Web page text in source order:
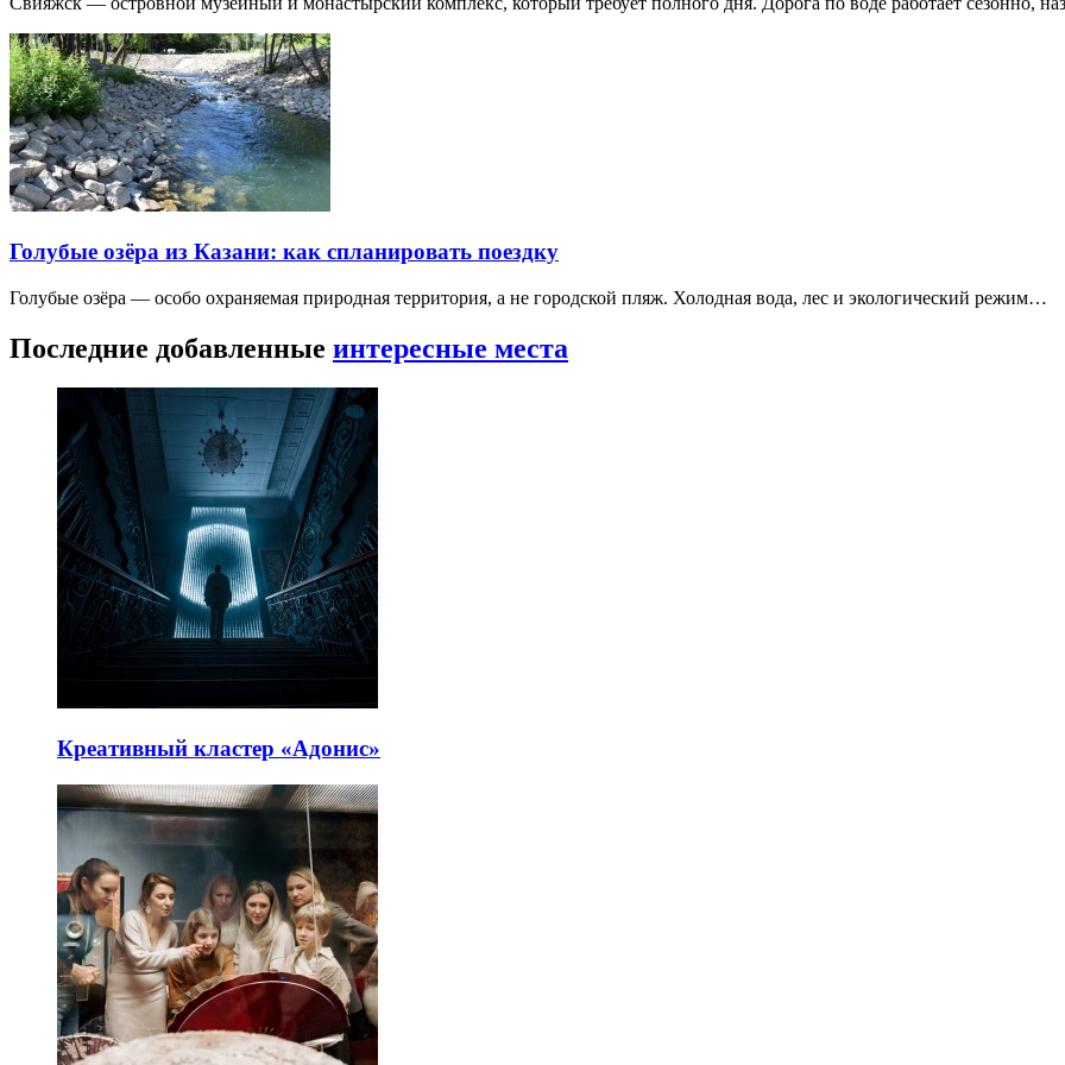
Голубые озёра из Казани: как спланировать поездку
Голубые озёра — особо охраняемая природная территория, а не городской пляж. Холодная вода, лес и экологический режим…
Последние добавленные интересные места
Креативный кластер «Адонис»